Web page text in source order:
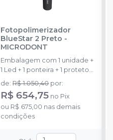
Fotopolimerizador
BlueStar 2 Preto -
MICRODONT
Embalagem com 1 unidade +
1 Led + 1 ponteira + 1 protetor
+ 1 fonte. Bivolt.
de:R$ 1.050,40 por:
R$ 654,75 no Pix
ou R$ 675,00 nas demais
condições